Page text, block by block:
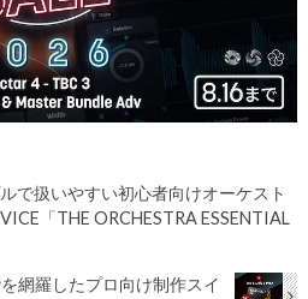
で扱いやすい初心者向けオーケスト
「THE ORCHESTRA ESSENTIAL
網羅したプロ向け制作スイ